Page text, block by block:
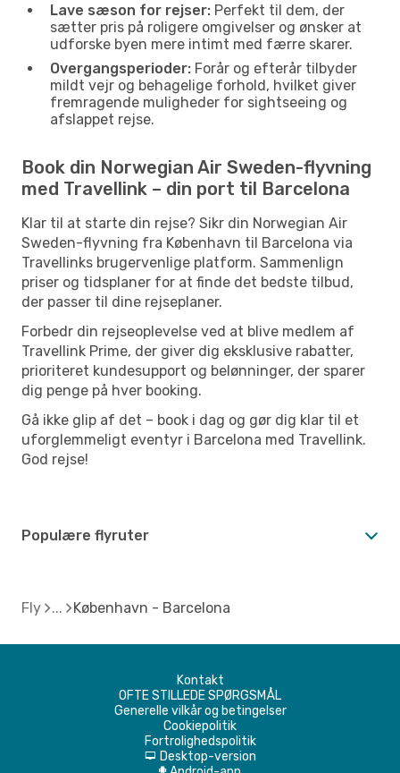
Lave sæson for rejser: Perfekt til dem, der
sætter pris på roligere omgivelser og ønsker at
udforske byen mere intimt med færre skarer.
Overgangsperioder: Forår og efterår tilbyder
mildt vejr og behagelige forhold, hvilket giver
fremragende muligheder for sightseeing og
afslappet rejse.
Book din Norwegian Air Sweden-flyvning
med Travellink – din port til Barcelona
Klar til at starte din rejse? Sikr din Norwegian Air
Sweden-flyvning fra København til Barcelona via
Travellinks brugervenlige platform. Sammenlign
priser og tidsplaner for at finde det bedste tilbud,
der passer til dine rejseplaner.
Forbedr din rejseoplevelse ved at blive medlem af
Travellink Prime, der giver dig eksklusive rabatter,
prioriteret kundesupport og belønninger, der sparer
dig penge på hver booking.
Gå ikke glip af det – book i dag og gør dig klar til et
uforglemmeligt eventyr i Barcelona med Travellink.
God rejse!
Populære flyruter
Fly København - Barcelona
Kontakt
OFTE STILLEDE SPØRGSMÅL
Generelle vilkår og betingelser
Cookiepolitik
Fortrolighedspolitik
d Desktop-version